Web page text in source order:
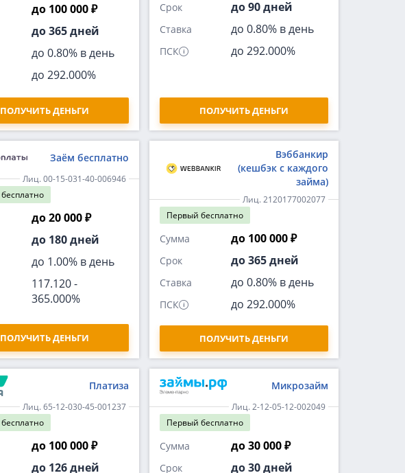
до 100 000 ₽
до 365 дней
до 0.80% в день
до 292.000%
ПОЛУЧИТЬ ДЕНЬГИ
Срок до 90 дней
Ставка до 0.80% в день
ПСК до 292.000%
ПОЛУЧИТЬ ДЕНЬГИ
Заём бесплатно
Лиц. 00-15-031-40-006946
бесплатно
до 20 000 ₽
до 180 дней
до 1.00% в день
117.120-
365.000%
ПОЛУЧИТЬ ДЕНЬГИ
Вэббанкир
(кешбэк с каждого
займа)
Лиц. 2120177002077
Первый бесплатно
Сумма до 100 000 ₽
Срок до 365 дней
Ставка до 0.80% в день
ПСК до 292.000%
ПОЛУЧИТЬ ДЕНЬГИ
Платиза
Лиц. 65-12-030-45-001237
бесплатно
до 100 000 ₽
до 126 дней
Микрозайм
Лиц. 2-12-05-12-002049
Первый бесплатно
Сумма до 30 000 ₽
Срок до 30 дней